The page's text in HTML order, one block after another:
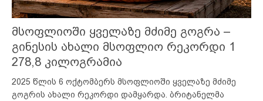
მსოფლიოში ყველაზე მძიმე გოგრა –
გინესის ახალი მსოფლიო რეკორდი 1
278,8 კილოგრამია
2025 წლის 6 ოქტომბერს მსოფლიოში ყველაზე მძიმე
გოგრის ახალი რეკორდი დამყარდა. ბრიტანელმა